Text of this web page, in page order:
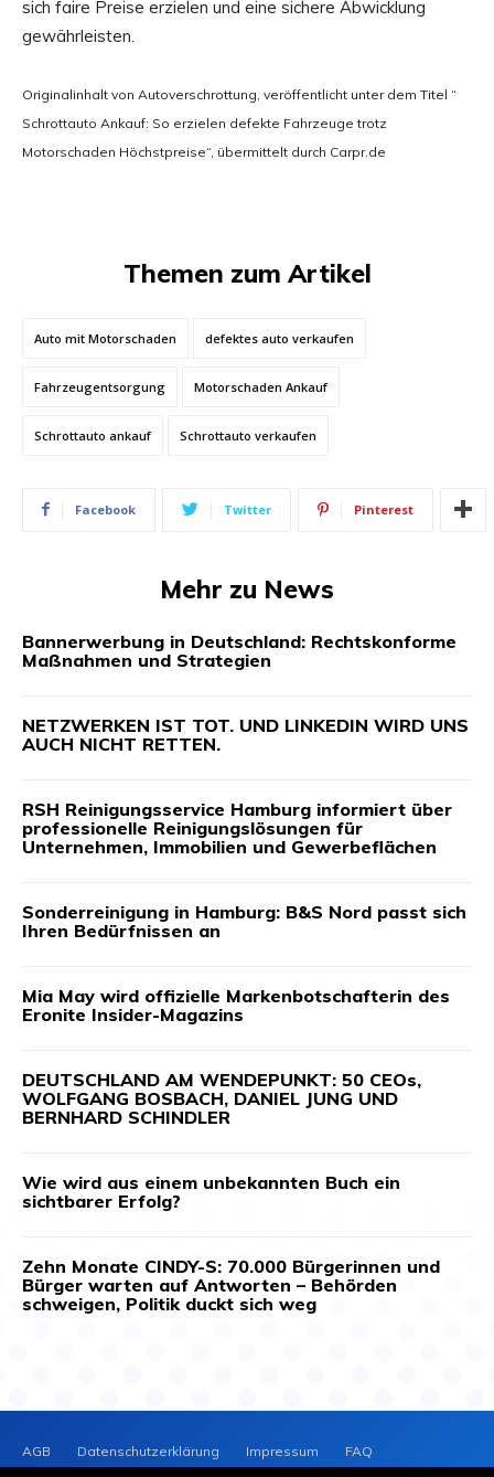
sich faire Preise erzielen und eine sichere Abwicklung
gewährleisten.
Originalinhalt von Autoverschrottung, veröffentlicht unter dem Titel “
Schrottauto Ankauf: So erzielen defekte Fahrzeuge trotz
Motorschaden Höchstpreise“, übermittelt durch Carpr.de
Themen zum Artikel
Auto mit Motorschaden defektes auto verkaufen
Fahrzeugentsorgung Motorschaden Ankauf
Schrottauto ankauf Schrottauto verkaufen
Facebook Twitter Pinterest
Mehr zu News
Bannerwerbung in Deutschland: Rechtskonforme
Maßnahmen und Strategien
NETZWERKEN IST TOT. UND LINKEDIN WIRD UNS
AUCH NICHT RETTEN.
RSH Reinigungsservice Hamburg informiert über
professionelle Reinigungslösungen für
Unternehmen, Immobilien und Gewerbeflächen
Sonderreinigung in Hamburg: B&S Nord passt sich
Ihren Bedürfnissen an
Mia May wird offizielle Markenbotschafterin des
Eronite Insider-Magazins
DEUTSCHLAND AM WENDEPUNKT: 50 CEOs,
WOLFGANG BOSBACH, DANIEL JUNG UND
BERNHARD SCHINDLER
Wie wird aus einem unbekannten Buch ein
sichtbarer Erfolg?
Zehn Monate CINDY-S: 70.000 Bürgerinnen und
Bürger warten auf Antworten – Behörden
schweigen, Politik duckt sich weg
AGB Datenschutzerklärung Impressum
FAQ